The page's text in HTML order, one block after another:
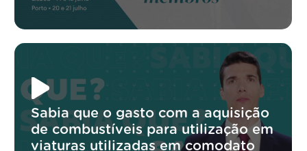
Sabia que o gasto com a aquisição
de combustíveis para utilização em
viaturas utilizadas em comodato